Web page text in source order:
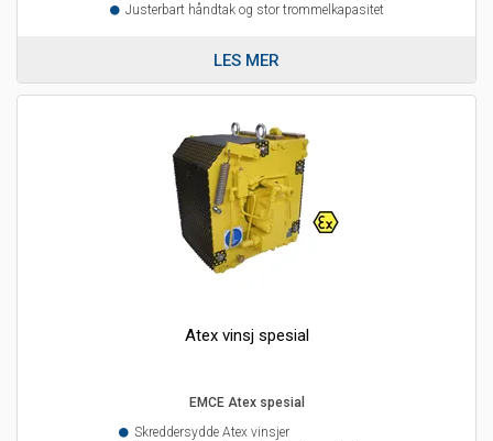
Justerbart håndtak og stor trommelkapasitet
LES MER
Atex vinsj spesial
EMCE Atex spesial
Skreddersydde Atex vinsjer